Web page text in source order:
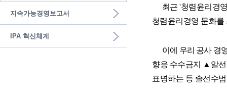
지속가능경영보고서
IPA 혁신체계
최근 '청렴윤리경
청렴윤리경영 문화를
이에 우리 공사 경
향응 수수금지 ▲알
표명하는 등 솔선수